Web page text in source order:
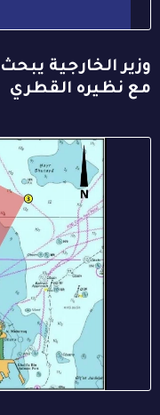
وزير الخارجية
مع نظيره القطري